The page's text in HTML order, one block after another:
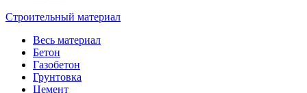
Строительный материал
Весь материал
Бетон
Газобетон
Грунтовка
Цемент